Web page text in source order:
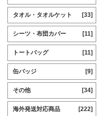
タオル・タオルケット [33]
シーツ・布団カバー [11]
トートバッグ [11]
缶バッジ [9]
その他 [34]
海外発送対応商品 [222]